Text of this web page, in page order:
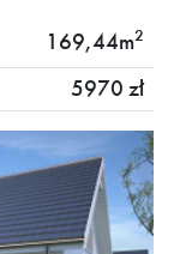
169,44m2
5970 zł